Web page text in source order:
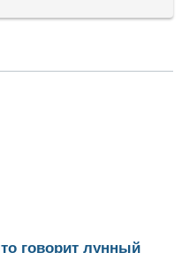
говорит лунный